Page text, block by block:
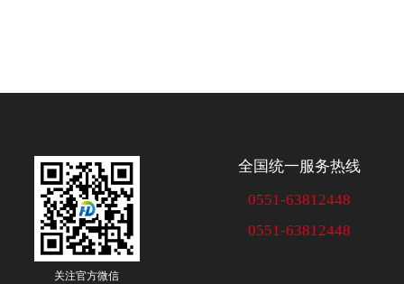
关注官方微信
全国统一服务热线
0551-63812448
0551-63812448